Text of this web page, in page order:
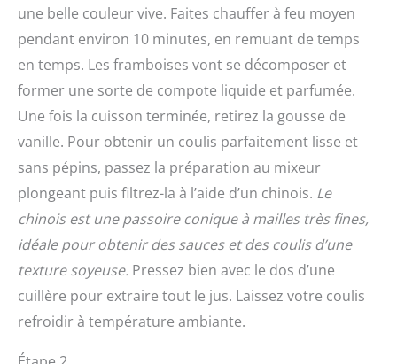
une belle couleur vive. Faites chauffer à feu moyen
pendant environ 10 minutes, en remuant de temps
en temps. Les framboises vont se décomposer et
former une sorte de compote liquide et parfumée.
Une fois la cuisson terminée, retirez la gousse de
vanille. Pour obtenir un coulis parfaitement lisse et
sans pépins, passez la préparation au mixeur
plongeant puis filtrez-la à l’aide d’un chinois. Le
chinois est une passoire conique à mailles très fines,
idéale pour obtenir des sauces et des coulis d’une
texture soyeuse. Pressez bien avec le dos d’une
cuillère pour extraire tout le jus. Laissez votre coulis
refroidir à température ambiante.